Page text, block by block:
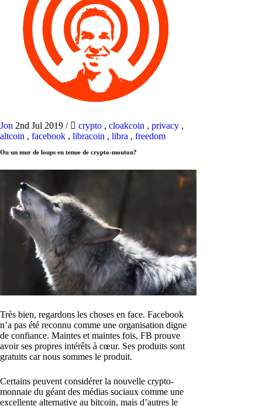
Jon 2nd Jul 2019 / crypto , cloakcoin , privacy ,
altcoin , facebook , libracoin , libra , freedom
Ou un mur de loups en tenue de crypto-mouton?
Très bien, regardons les choses en face. Facebook
n’a pas été reconnu comme une organisation digne
de confiance. Maintes et maintes fois, FB prouve
avoir ses propres intérêts à cœur. Ses produits sont
gratuits car nous sommes le produit.
Certains peuvent considérer la nouvelle crypto-
monnaie du géant des médias sociaux comme une
excellente alternative au bitcoin, mais d’autres le